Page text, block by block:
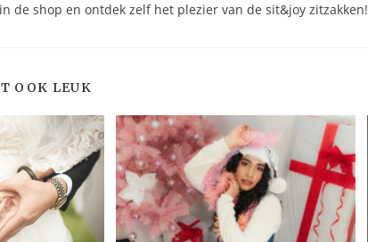
de shop en ontdek zelf het plezier van de sit&joy zitzakken!
OOK LEUK